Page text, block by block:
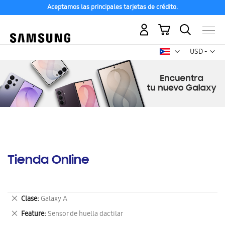
Aceptamos las principales tarjetas de crédito.
USD -
dólar
Mi carrito
Tienda Online
Clase Galaxy A
Eliminar
este
artículo
Feature Sensor de huella dactilar
Eliminar